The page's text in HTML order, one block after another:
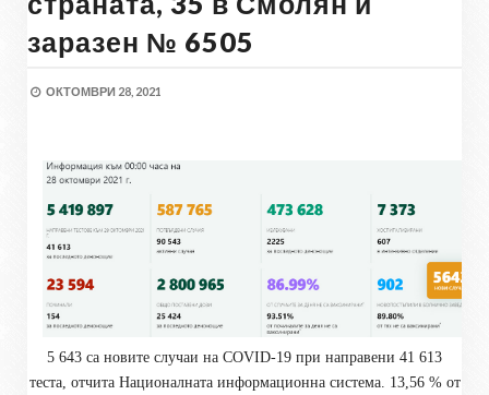
заразен № 6505
ОКТОМВРИ 28, 2021
5 643 са новите случаи на COVID-19 при направени 41 613
теста, отчита Националната информационна система. 13,56 % от